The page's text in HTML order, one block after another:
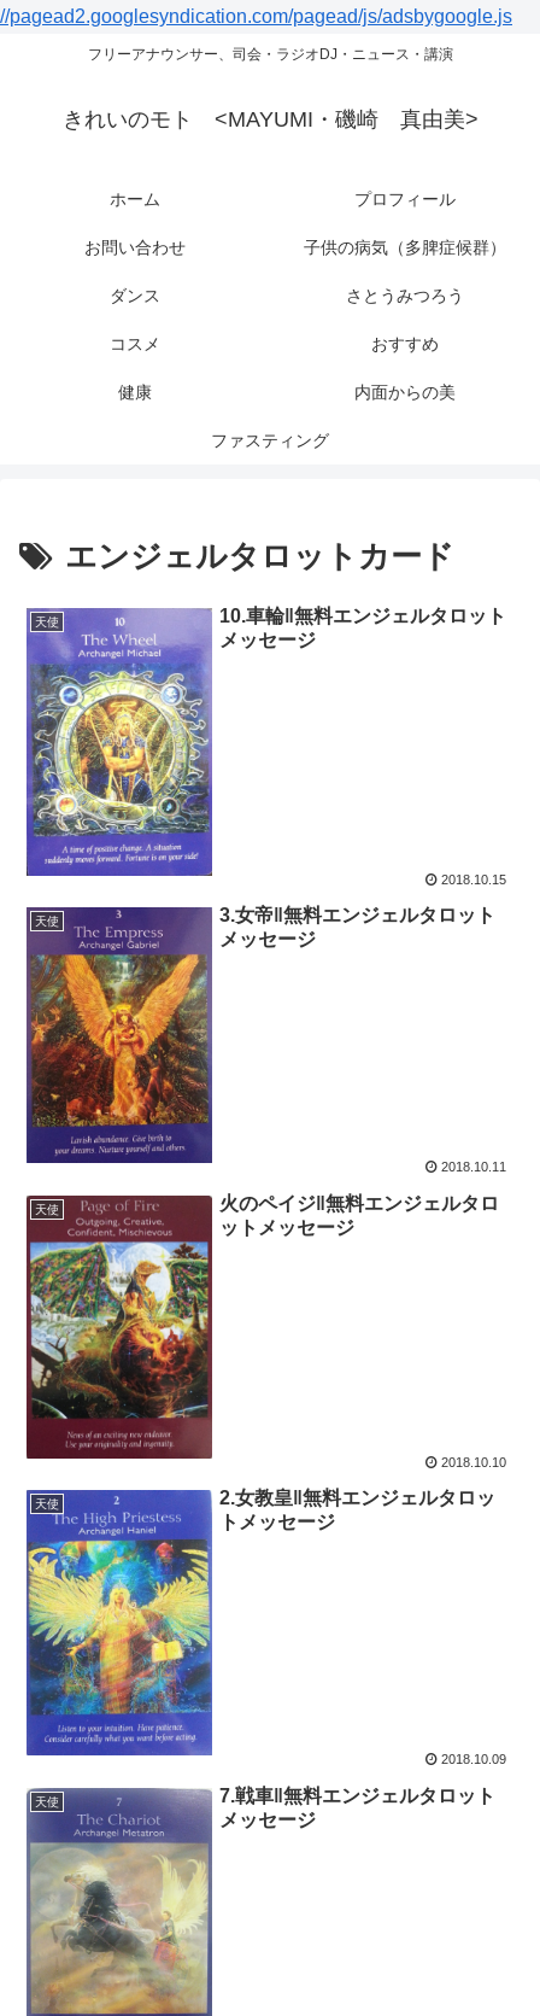
//pagead2.googlesyndication.com/pagead/js/adsbygoogle.js
フリーアナウンサー、司会・ラジオDJ・ニュース・講演
きれいのモト <MAYUMI・磯崎 真由美>
ホーム プロフィール
お問い合わせ 子供の病気（多脾症候群）
ダンス さとうみつろう
コスメ おすすめ
健康 内面からの美
ファスティング
エンジェルタロットカード
天使
10.車輪‖無料エンジェルタロット
メッセージ
2018.10.15
天使
3.女帝‖無料エンジェルタロット
メッセージ
2018.10.11
天使
火のペイジ‖無料エンジェルタロ
ットメッセージ
2018.10.10
天使
2.女教皇‖無料エンジェルタロッ
トメッセージ
2018.10.09
天使
7.戦車‖無料エンジェルタロット
メッセージ